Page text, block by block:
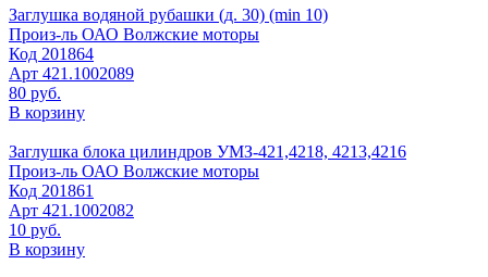
Заглушка водяной рубашки (д. 30) (min 10)
Произ-ль ОАО Волжские моторы
Код 201864
Арт 421.1002089
80 руб.
В корзину
Заглушка блока цилиндров УМЗ-421,4218, 4213,4216
Произ-ль ОАО Волжские моторы
Код 201861
Арт 421.1002082
10 руб.
В корзину